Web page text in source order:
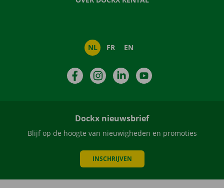
NL FR EN
FacebookInstagramLinkedIn
Dockx nieuwsbrief
Blijf op de hoogte van nieuwigheden en promoties
INSCHRIJVEN